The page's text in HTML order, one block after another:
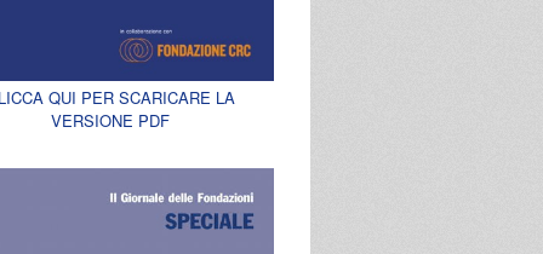
QUI PER SCARICARE LA
VERSIONE PDF